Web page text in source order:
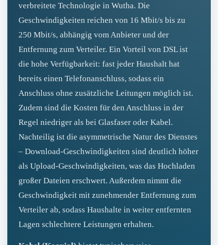
verbreitete Technologie in Wutha. Die
Geschwindigkeiten reichen von 16 Mbit/s bis zu
250 Mbit/s, abhängig vom Anbieter und der
Entfernung zum Verteiler. Ein Vorteil von DSL ist
die hohe Verfügbarkeit: fast jeder Haushalt hat
bereits einen Telefonanschluss, sodass ein
Anschluss ohne zusätzliche Leitungen möglich ist.
Zudem sind die Kosten für den Anschluss in der
Regel niedriger als bei Glasfaser oder Kabel.
Nachteilig ist die asymmetrische Natur des Dienstes
– Download‑Geschwindigkeiten sind deutlich höher
als Upload‑Geschwindigkeiten, was das Hochladen
großer Dateien erschwert. Außerdem nimmt die
Geschwindigkeit mit zunehmender Entfernung zum
Verteiler ab, sodass Haushalte in weiter entfernten
Lagen schlechtere Leistungen erhalten.